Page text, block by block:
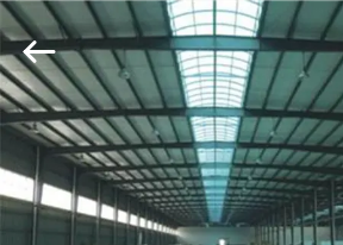
บ้าน
สินค้า
2018
2026
Qingdao
KaFa
Fabrication
Co.,
Ltd..
All
Rights
Reserved.